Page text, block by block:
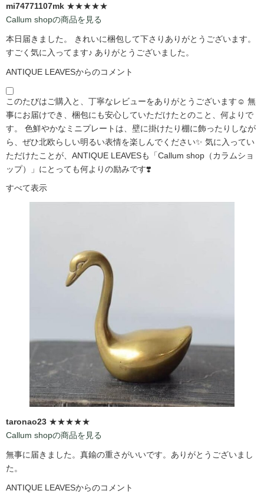
mi74771107mk ★★★★★
Callum shopの商品を見る
本日届きました。 きれいに梱包して下さりありがとうございます。
すごく気に入ってます♪ ありがとうございました。
ANTIQUE LEAVESからのコメント
このたびはご購入と、丁寧なレビューをありがとうございます☺️ 無
事にお届けでき、梱包にも安心していただけたとのこと、何よりで
す。 色鮮やかなミニプレートは、壁に掛けたり棚に飾ったりしなが
ら、ぜひ北欧らしい明るい表情を楽しんでください✨ 気に入ってい
ただけたことが、ANTIQUE LEAVESも「Callum shop（カラムショ
ップ）」にとっても何よりの励みです❣️
すべて表示
taronao23 ★★★★★
Callum shopの商品を見る
無事に届きました。真鍮の重さがいいです。ありがとうございまし
た。
ANTIQUE LEAVESからのコメント